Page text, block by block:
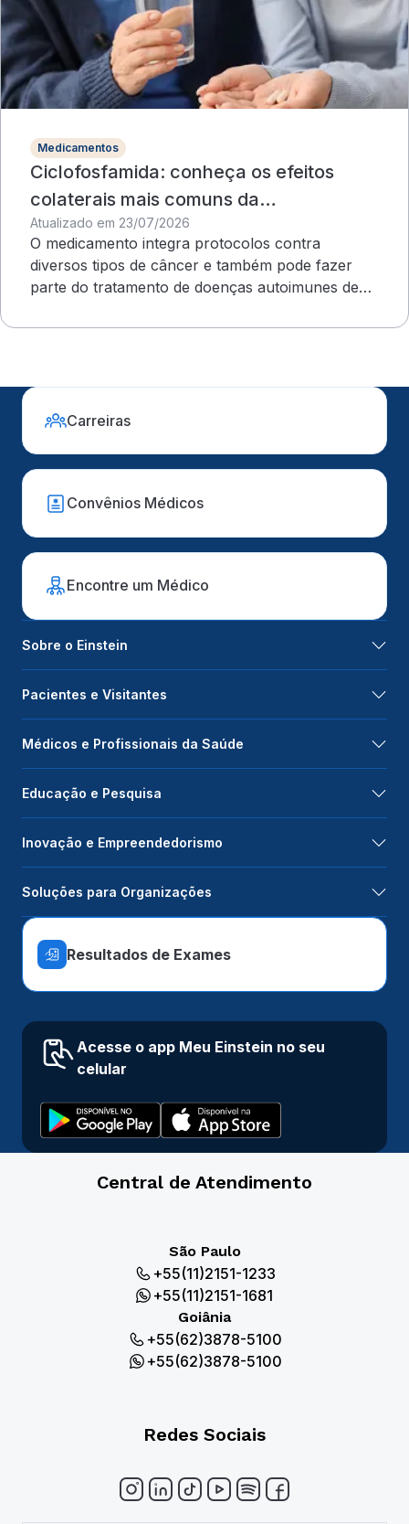
Medicamentos
Ciclofosfamida: conheça os efeitos
colaterais mais comuns da
quimioterapia
Atualizado em 23/07/2026
O medicamento integra protocolos contra
diversos tipos de câncer e também pode fazer
parte do tratamento de doenças autoimunes de
Carreiras
Convênios Médicos
Encontre um Médico
Sobre o Einstein
Pacientes e Visitantes
Médicos e Profissionais da Saúde
Educação e Pesquisa
Inovação e Empreendedorismo
Soluções para Organizações
Resultados de Exames
Acesse o app Meu Einstein no seu
celular
Central de Atendimento
São Paulo
+55(11)2151-1233
+55(11)2151-1681
Goiânia
+55(62)3878-5100
+55(62)3878-5100
Redes Sociais